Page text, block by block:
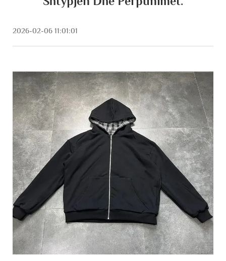
2026-02-06 11:01:01